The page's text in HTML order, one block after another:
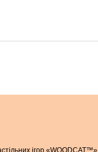
ігор «WOODCAT™»